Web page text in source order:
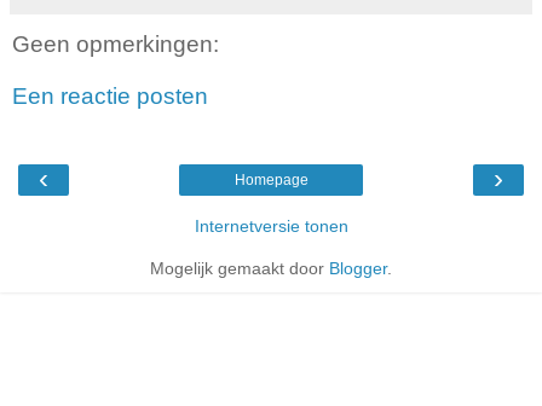
Geen opmerkingen:
Een reactie posten
‹ ›
Homepage
Internetversie tonen
Mogelijk gemaakt door Blogger.